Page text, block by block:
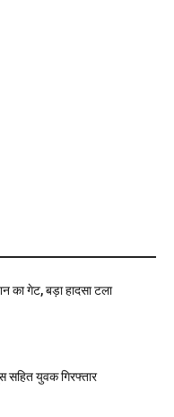
का गेट, बड़ा हादसा टला
सहित युवक गिरफ्तार